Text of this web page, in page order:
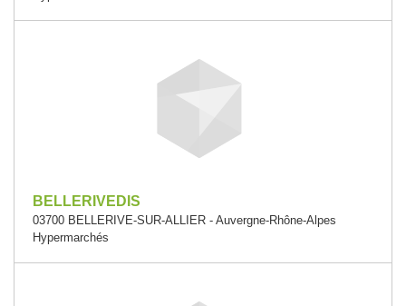
BELLERIVEDIS
03700 BELLERIVE-SUR-ALLIER - Auvergne-Rhône-Alpes
Hypermarchés